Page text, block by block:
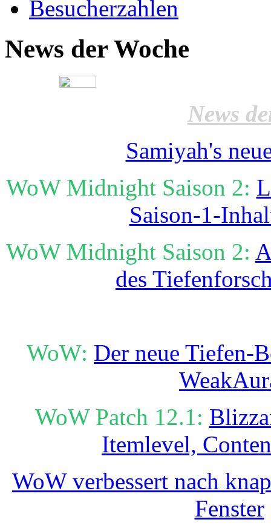
Besucherzahlen
News der Woche
News
Samiyah's
WoW Midnight Saison 2:
Saison-1-
WoW Midnight Saison 2:
des
WoW: Der neue Tiefen-
WoW Patch 12.1:
Itemlevel,
WoW verbessert nach
Fenster